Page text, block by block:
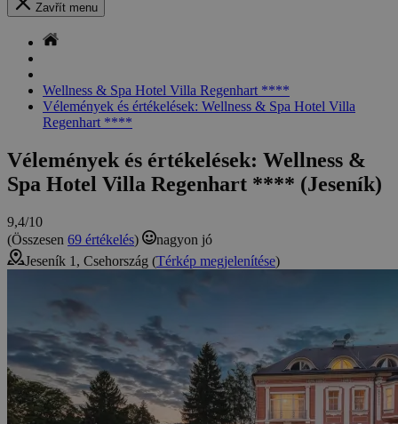
Zavřít menu
Wellness & Spa Hotel Villa Regenhart ****
Vélemények és értékelések: Wellness & Spa Hotel Villa
Regenhart ****
Vélemények és értékelések: Wellness &
Spa Hotel Villa Regenhart **** (Jeseník)
9,4/10
(Összesen 69 értékelés)
nagyon jó
Jeseník 1, Csehország (Térkép megjelenítése)